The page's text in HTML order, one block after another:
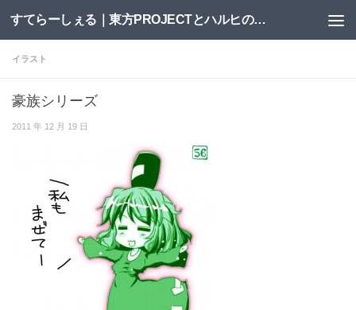
コンテンツへスキップ すてらーしぇる｜東方PROJECTとハルヒの二次創作サイト
イラスト
豪族シリーズ
2011 年 12 月 19 日